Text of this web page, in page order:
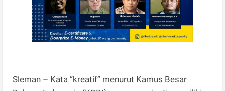
Sleman – Kata ”kreatif” menurut Kamus Besar